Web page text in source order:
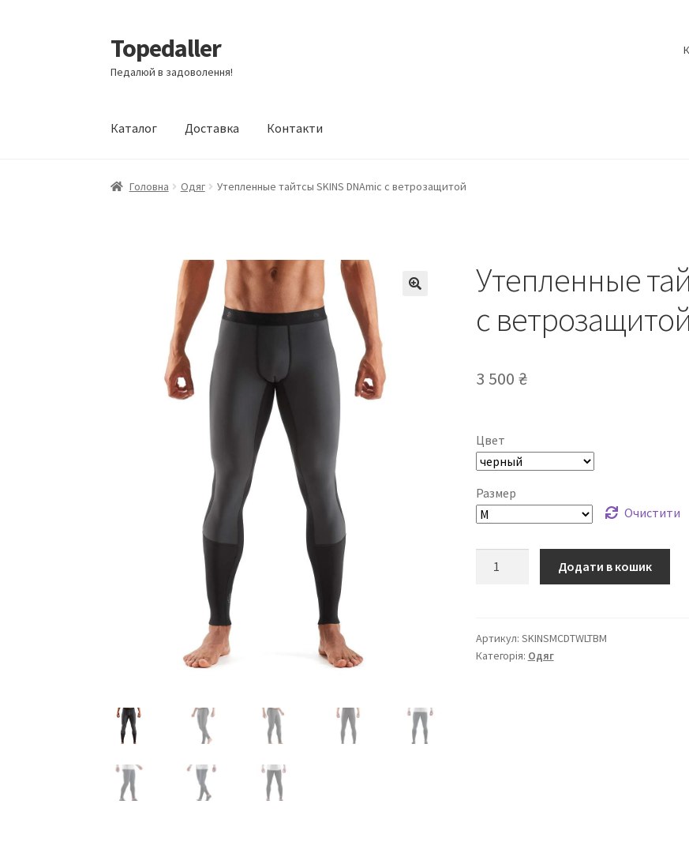
Перейти
до
навігації
Перейти
до
вмісту
Topedaller
Педалюй в задоволення!
Каталог Доставка Контакти
Головна Одяг Утепленные тайтсы SKINS DNAmic с ветрозащитой
Утепленные
с ветрозащитой
3 500 ₴
Цвет
Размер
Очистити
с
ветрозащитой
Додати в кошик
Артикул: SKINSMCDTWLTBM
Категорія: Одяг